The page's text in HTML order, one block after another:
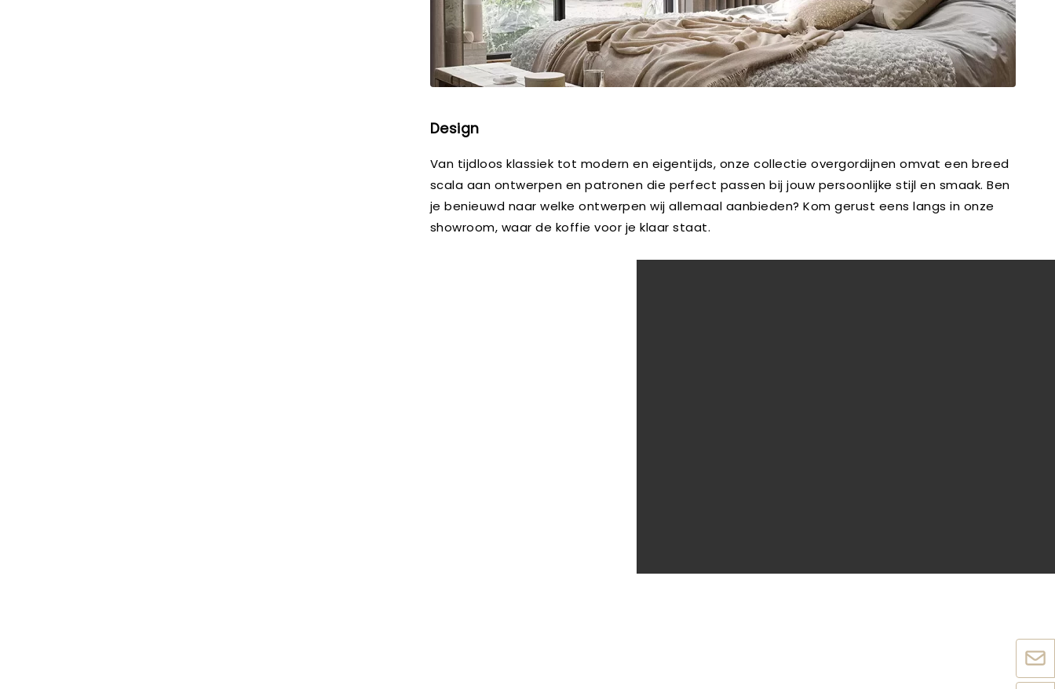
Design
Van tijdloos klassiek tot modern en eigentijds, onze collectie overgordijnen omvat een breed
scala aan ontwerpen en patronen die perfect passen bij jouw persoonlijke stijl en smaak. Ben
je benieuwd naar welke ontwerpen wij allemaal aanbieden? Kom gerust eens langs in onze
showroom, waar de koffie voor je klaar staat.